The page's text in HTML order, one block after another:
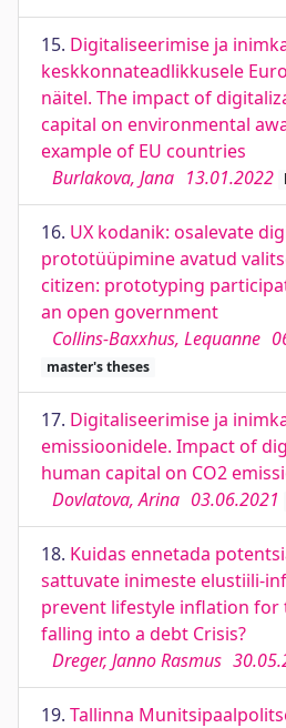
15. Digitaliseerimise ja
keskkonnateadlikkusele
näitel. The impact of
capital on environmental
example of EU countries
Burlakova, Jana 13.01.2022
16. UX kodanik: osalevate
prototüüpimine avatud
citizen: prototyping
an open government
Collins-Baxxhus, Lequanne
master's theses
17. Digitaliseerimise ja
emissioonidele. Impact of
human capital on CO2
Dovlatova, Arina 03.06.2021
18. Kuidas ennetada
sattuvate inimeste elustiili-
prevent lifestyle inflation for
falling into a debt Crisis?
Dreger, Janno Rasmus
19. Tallinna